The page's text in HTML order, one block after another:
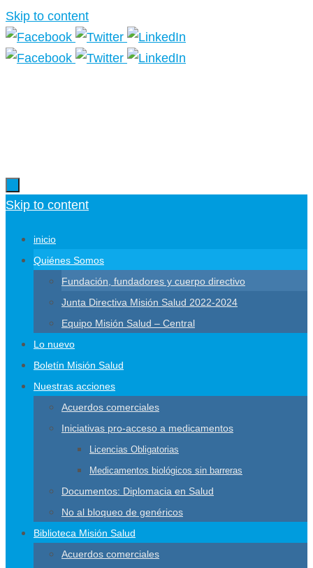
Skip to content
Skip to content
inicio
Quiénes Somos
Fundación, fundadores y cuerpo directivo
Junta Directiva Misión Salud 2022-2024
Equipo Misión Salud – Central
Lo nuevo
Boletín Misión Salud
Nuestras acciones
Acuerdos comerciales
Iniciativas pro-acceso a medicamentos
Licencias Obligatorias
Medicamentos biológicos sin barreras
Documentos: Diplomacia en Salud
No al bloqueo de genéricos
Biblioteca Misión Salud
Acuerdos comerciales
Más información.